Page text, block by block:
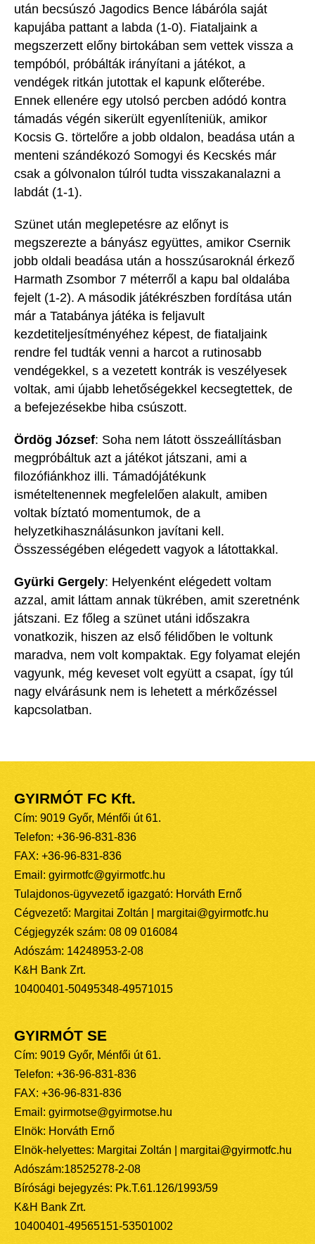
után becsúszó Jagodics Bence lábáról a saját
kapujába pattant a labda (1-0). Fiataljaink a
megszerzett előny birtokában sem vettek vissza a
tempóból, próbálták irányítani a játékot, a
vendégek ritkán jutottak el kapunk előterébe.
Ennek ellenére egy utolsó percben adódó kontra
támadás végén sikerült egyenlíteniük, amikor
Kocsis G. törtelőre a jobb oldalon, beadása után a
menteni szándékozó Somogyi és Kecskés már
csak a gólvonalon túlról tudta visszakanalazni a
labdát (1-1).
Szünet után meglepetésre az előnyt is
megszerezte a bányász együttes, amikor Csernik
jobb oldali beadása után a hosszúsaroknál érkező
Harmath Zsombor 7 méterről a kapu bal oldalába
fejelt (1-2). A második játékrészben fordítása után
már a Tatabánya játéka is feljavult
kezdetiteljesítményéhez képest, de fiataljaink
rendre fel tudták venni a harcot a rutinosabb
vendégekkel, s a vezetett kontrák is veszélyesek
voltak, ami újabb lehetőségekkel kecsegtettek, de
a befejezésekbe hiba csúszott.
Ördög József: Soha nem látott összeállításban
megpróbáltuk azt a játékot játszani, ami a
filozófiánkhoz illi. Támadójátékunk
ismételtenennek megfelelően alakult, amiben
voltak bíztató momentumok, de a
helyzetkihasználásunkon javítani kel l.
Összességében elégedett vagyok a látottakkal.
Gyürki Gergely: Helyenként elégedett voltam
azzal, amit láttam annak tükrében, amit szeretnénk
játszani. Ez főleg a szünet utáni időszakra
vonatkozik, hiszen az első félidőben le voltunk
maradva, nem volt kompaktak. Egy folyamat elején
vagyunk, még keveset volt együtt a csapat, így túl
nagy elvárásunk nem is lehetett a mérkőzéssel
kapcsolatban.
GYIRMÓT FC Kft.
Cím: 9019 Győr, Ménfői út 61.
Telefon: +36-96-831-836
FAX: +36-96-831-836
Email: gyirmotfc@gyirmotfc.hu
Tulajdonos-ügyvezető igazgató: Horváth Ernő
Cégvezető: Margitai Zoltán | margitai@gyirmotfc.hu
Cégjegyzék szám: 08 09 016084
Adószám: 14248953-2-08
K&H Bank Zrt.
10400401-50495348-49571015
GYIRMÓT SE
Cím: 9019 Győr, Ménfői út 61.
Telefon: +36-96-831-836
FAX: +36-96-831-836
Email: gyirmotse@gyirmotse.hu
Elnök: Horváth Ernő
Elnök-helyettes: Margitai Zoltán | margitai@gyirmotfc.hu
Adószám:18525278-2-08
Bírósági bejegyzés: Pk.T.61.126/1993/59
K&H Bank Zrt.
10400401-49565151-53501002